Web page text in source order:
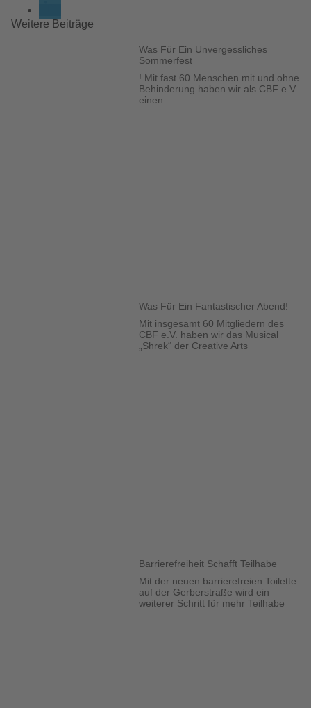
Weitere Beiträge
Was Für Ein Unvergessliches
Sommerfest
! Mit fast 60 Menschen mit und ohne
Behinderung haben wir als CBF e.V.
einen
Was Für Ein Fantastischer Abend!
Mit insgesamt 60 Mitgliedern des
CBF e.V. haben wir das Musical
„Shrek“ der Creative Arts
Barrierefreiheit Schafft Teilhabe
Mit der neuen barrierefreien Toilette
auf der Gerberstraße wird ein
weiterer Schritt für mehr Teilhabe